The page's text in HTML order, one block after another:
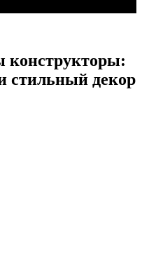
конструкторы:
стильный декор